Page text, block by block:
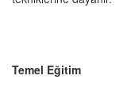
Temel Eğitim